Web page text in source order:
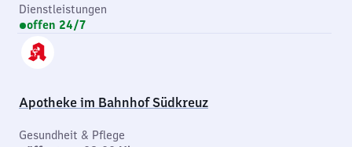
Dienstleistungen
offen 24/7
Apotheke im Bahnhof Südkreuz
Gesundheit & Pflege